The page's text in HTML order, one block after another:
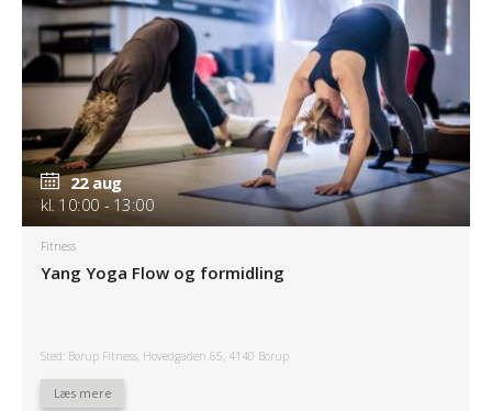
22 aug
kl. 10:00 - 13:00
Fitness
Yang Yoga Flow og formidling
Sted: Borup Fitness, Hovedgaden 65, 4140 Borup
Læs mere